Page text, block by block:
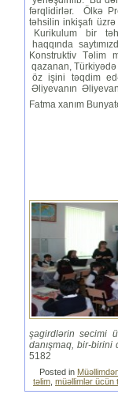
fərqlidirlər. Ölkə
təhsilin inkişafı
Kurikulum bir
haqqında
Konstruktiv Təlim
qazanan,
öz işini təqdim
Əliyevanın
Fatma xanım
şagirdlərin secimi
danışmaq, bir-birini
5182
Posted in
təlim müəllimlər ücün